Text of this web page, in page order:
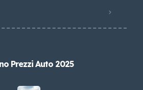
Prezzi Auto 2025